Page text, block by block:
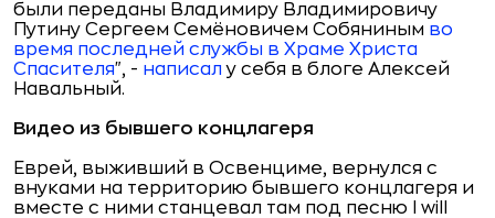
были переданы Владимиру Владимировичу
Путину Сергеем Семёновичем Собяниным во
время последней службы в Храме Христа
Спасителя", - написал у себя в блоге Алексей
Навальный.
Видео из бывшего концлагеря
Еврей, выживший в Освенциме, вернулся с
внуками на территорию бывшего концлагеря и
вместе с ними станцевал там под песню I will